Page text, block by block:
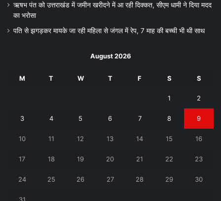
ऋषभ पंत को उत्तराखंड में जमीन खरीदने में आ रही दिक्कत, सीएम धामी ने दिया मदद
का भरोसा
पति से झगड़कर मायके जा रही महिला से जंगल में रेप, 7 माह की बच्ची भी थी साथ
August 2026
M T W T F S S
1 2
3 4 5 6 7 8 9
10 11 12 13 14 15 16
17 18 19 20 21 22 23
24 25 26 27 28 29 30